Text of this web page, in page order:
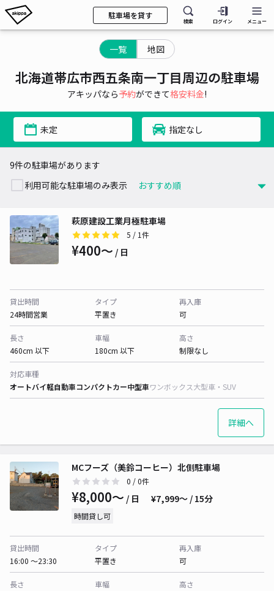
駐車場を貸す
検索 ログイン メニュー
一覧 地図
北海道帯広市西五条南一丁目周辺の駐車場
アキッパなら予約ができて格安料金!
未定 指定なし
9件の駐車場があります
利用可能な駐車場のみ表示
萩原建設工業月極駐車場
5 / 1件
¥400〜 / 日
貸出時間
24時間営業
タイプ
平置き
再入庫
可
長さ
460cm 以下
車幅
180cm 以下
高さ
制限なし
対応車種
オートバイ軽自動車コンパクトカー中型車ワンボックス大型車・SUV
詳細へ
MCフーズ（美鈴コーヒー）北側駐車場
0 / 0件
¥8,000〜 / 日 ¥7,999〜 / 15分
時間貸し可
貸出時間
16:00 〜23:30
タイプ
平置き
再入庫
可
長さ
車幅
高さ